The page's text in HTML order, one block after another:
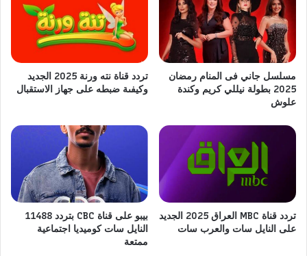
مسلسل جاني فى المنام رمضان
2025 بطولة نيللي كريم وكندة
علوش
تردد قناة نته ورنة 2025 الجديد
وكيفىة ضبطه على جهاز الاستقبال
تردد قناة MBC العراق 2025 الجديد
على النايل سات والعرب سات
بيبو على قناة CBC بتردد 11488
النايل سات كوميديا اجتماعية
ممتعة